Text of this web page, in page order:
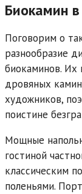
Биокамин
Поговорим о
разнообразие
биокаминов. Их
дровяных
художников,
поистине
Мощные
гостиной
классическим
поленьями.